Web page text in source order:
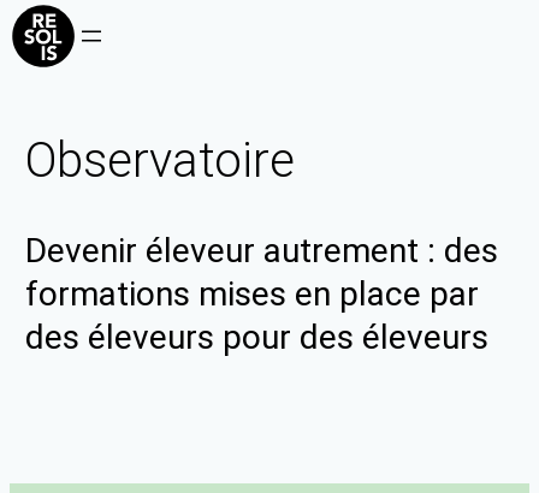
Observatoire
Devenir éleveur autrement : des
formations mises en place par
des éleveurs pour des éleveurs